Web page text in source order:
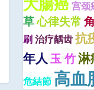
宫颈
草心律失常
刷治疗龋齿抗
年人 玉 竹淋
危結節 高血